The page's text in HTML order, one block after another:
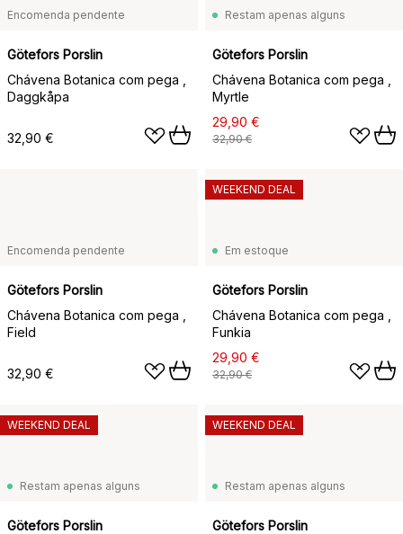
Encomenda pendente
Götefors Porslin
Chávena Botanica com pega ,
Daggkåpa
32,90 €
Restam apenas alguns
Götefors Porslin
Chávena Botanica com pega ,
Myrtle
29,90 €
32,90 €
Encomenda pendente
Götefors Porslin
Chávena Botanica com pega ,
Field
32,90 €
Em estoque
Götefors Porslin
Chávena Botanica com pega ,
Funkia
29,90 €
32,90 €
WEEKEND DEAL
Restam apenas alguns
Götefors Porslin
WEEKEND DEAL
Restam apenas alguns
Götefors Porslin
WEEKEND DEAL